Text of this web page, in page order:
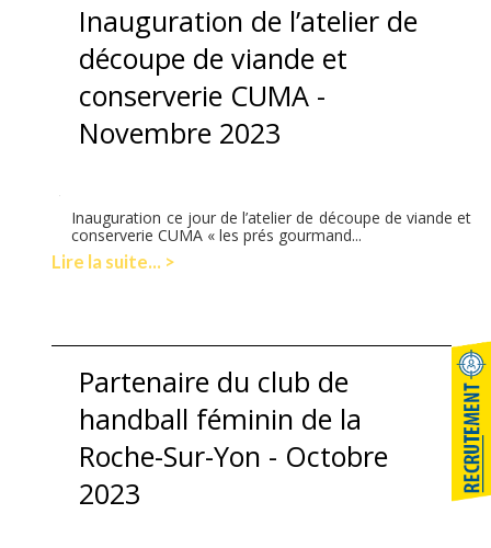
Inauguration de l’atelier de
découpe de viande et
conserverie CUMA -
Novembre 2023
Inauguration ce jour de l’atelier de découpe de viande et
conserverie CUMA « les prés gourmand...
Lire la suite... >
Partenaire du club de
handball féminin de la
Roche-Sur-Yon - Octobre
2023